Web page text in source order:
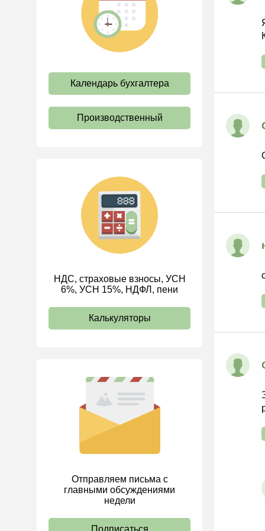
труда
Отпуск и время отдыха
Оплата труда
Ответственность и
взыскания
Пенсии
Трудовые книжки
Кадровые документы и
образцы
Персональные данные
ИП
Календарь бухгалтера
Производственный
НДС, страховые взносы, УСН
6%, УСН 15%, НДФЛ, пени
Калькуляторы
Отправляем письма с
главными обсуждениями
недели
Подписаться